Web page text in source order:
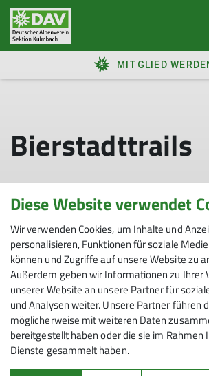
MITGLIED
Bierstadttrails
Sektion
Unsere Homepages
Diese Website verwendet
Wir verwenden Cookies, um Inhalte und
personalisieren, Funktionen für soziale
können und Zugriffe auf unsere Website zu
Außerdem geben wir Informationen zu Ihrer
unserer Website an unsere Partner für
und Analysen weiter. Unsere Partner führen
möglicherweise mit weiteren Daten
bereitgestellt haben oder die sie im Rahmen
Dienste gesammelt haben.